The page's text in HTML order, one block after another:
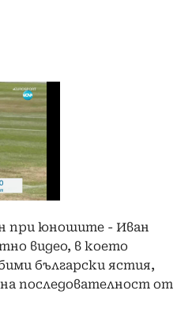
при юношите - Иван
видео, в което
български ястия,
последователност от